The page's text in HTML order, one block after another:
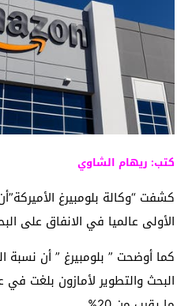
كتب: ريهام الشاوي
كشفت “وكالة بلومبيرغ
الأولى عالميا في الانفاق على
كما أوضحت ” بلومبيرغ ” أن نسبة